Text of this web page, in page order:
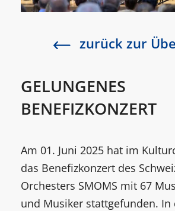
zurück zur
GELUNGENES
BENEFIZKONZERT
Am 01. Juni 2025 hat im
das Benefizkonzert des
Orchesters SMOMS mit 67
und Musiker stattgefunden. In